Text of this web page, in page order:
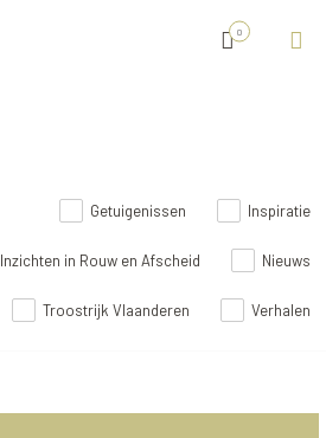
0
Getuigenissen Inspiratie
Inzichten in Rouw en Afscheid Nieuws
Troostrijk Vlaanderen Verhalen